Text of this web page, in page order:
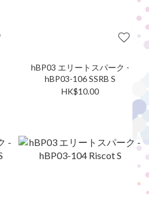
hBP03 エリートスパーク -
hBP03-106 SSRB S
HK$10.00